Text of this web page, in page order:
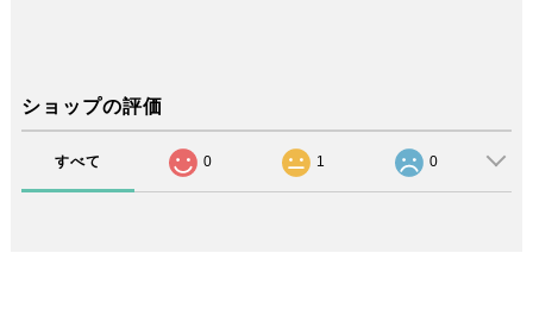
ショップの評価
すべて 0 1 0